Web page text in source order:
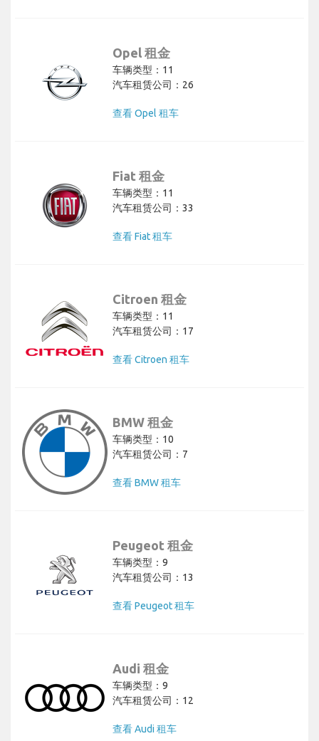
Opel 租金
车辆类型：11
汽车租赁公司：26
查看 Opel 租车
Fiat 租金
车辆类型：11
汽车租赁公司：33
查看 Fiat 租车
Citroen 租金
车辆类型：11
汽车租赁公司：17
查看 Citroen 租车
BMW 租金
车辆类型：10
汽车租赁公司：7
查看 BMW 租车
Peugeot 租金
车辆类型：9
汽车租赁公司：13
查看 Peugeot 租车
Audi 租金
车辆类型：9
汽车租赁公司：12
查看 Audi 租车